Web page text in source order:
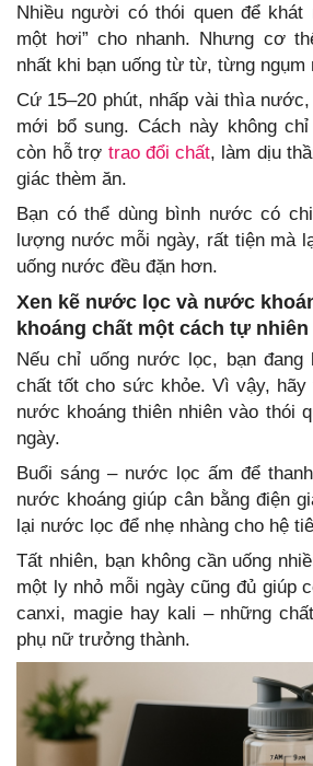
Nhiều người có thói quen để khát
một hơi” cho nhanh. Nhưng cơ
nhất khi bạn uống từ từ, từng ngụm
Cứ 15–20 phút, nhấp vài thìa
mới bổ sung. Cách này không
còn hỗ trợ trao đổi chất, làm dịu
giác thèm ăn.
Bạn có thể dùng bình nước có
lượng nước mỗi ngày, rất tiện mà
uống nước đều đặn hơn.
Xen kẽ nước lọc và nước
khoáng chất một cách tự nhiên
Nếu chỉ uống nước lọc, bạn đang
chất tốt cho sức khỏe. Vì vậy,
nước khoáng thiên nhiên vào thói
ngày.
Buổi sáng – nước lọc ấm để
nước khoáng giúp cân bằng điện
lại nước lọc để nhẹ nhàng cho hệ
Tất nhiên, bạn không cần uống
một ly nhỏ mỗi ngày cũng đủ giúp
canxi, magie hay kali – những
phụ nữ trưởng thành.